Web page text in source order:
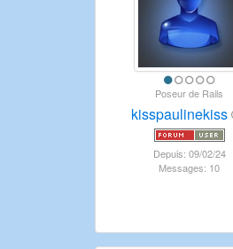
Poseur de Rails
kisspaulinekiss
Depuis: 09/02/24
Messages: 10